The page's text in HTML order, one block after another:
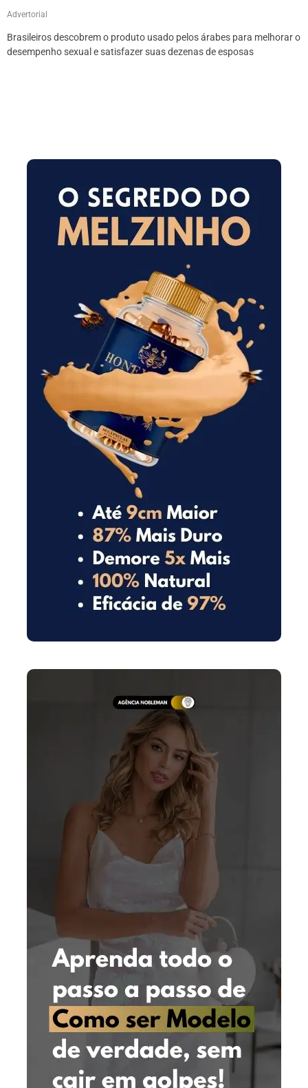
Advertorial
Brasileiros descobrem o produto usado pelos árabes para melhorar o
desempenho sexual e satisfazer suas dezenas de esposas